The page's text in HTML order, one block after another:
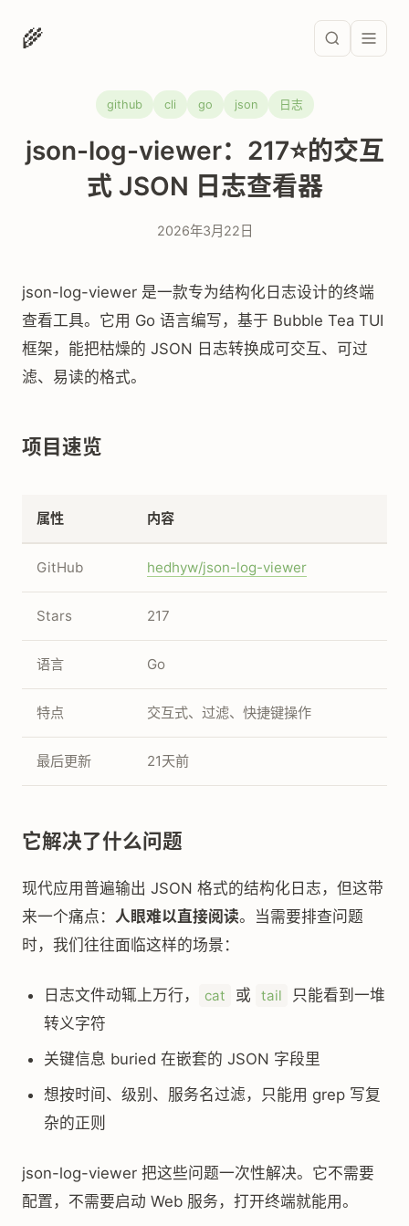
🌾
github cli go json 日志
json-log-viewer：217⭐的交互
式 JSON 日志查看器
2026年3月22日
json-log-viewer 是一款专为结构化日志设计的终端
查看工具。它用 Go 语言编写，基于 Bubble Tea TUI
框架，能把枯燥的 JSON 日志转换成可交互、可过
滤、易读的格式。
项目速览
属性 内容
GitHub hedhyw/json-log-viewer
Stars 217
语言 Go
特点 交互式、过滤、快捷键操作
最后更新 21天前
它解决了什么问题
现代应用普遍输出 JSON 格式的结构化日志，但这带
来一个痛点： 人眼难以直接阅读。当需要排查问题
时，我们往往面临这样的场景：
日志文件动辄上万行， cat 或 tail
只能看到一堆
转义字符
关键信息 buried 在嵌套的 JSON 字段里
想按时间、级别、服务名过滤，只能用 grep 写复
杂的正则
json-log-viewer 把这些问题一次性解决。它不需要
配置，不需要启动 Web 服务，打开终端就能用。